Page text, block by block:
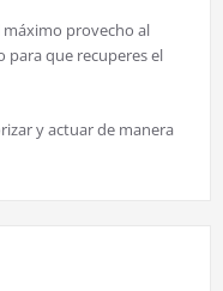
máximo provecho al
que recuperes el
y actuar de manera